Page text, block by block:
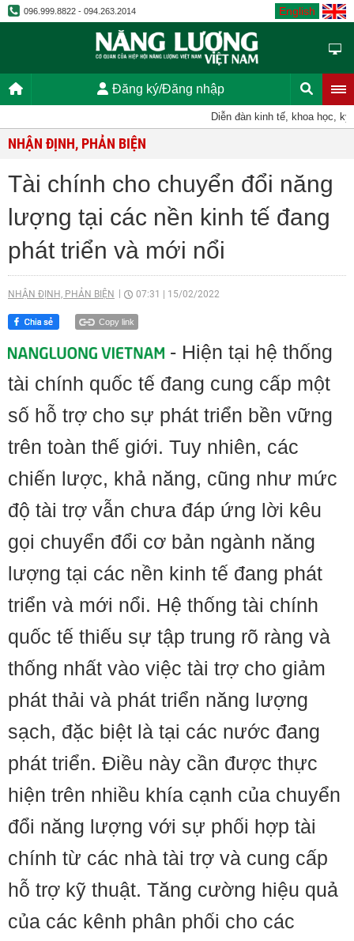
096.999.8822 - 094.263.2014 English
Đăng ký/Đăng nhập
Diễn đàn kinh tế, khoa học, kỹ
NHẬN ĐỊNH, PHẢN BIỆN
Tài chính cho chuyển đổi năng
lượng tại các nền kinh tế đang
phát triển và mới nổi
NHẬN ĐỊNH, PHẢN BIỆN 07:31 15/02/2022
Copy link
- Hiện tại hệ thống
tài chính quốc tế đang cung cấp một
số hỗ trợ cho sự phát triển bền vững
trên toàn thế giới. Tuy nhiên, các
chiến lược, khả năng, cũng như mức
độ tài trợ vẫn chưa đáp ứng lời kêu
gọi chuyển đổi cơ bản ngành năng
lượng tại các nền kinh tế đang phát
triển và mới nổi. Hệ thống tài chính
quốc tế thiếu sự tập trung rõ ràng và
thống nhất vào việc tài trợ cho giảm
phát thải và phát triển năng lượng
sạch, đặc biệt là tại các nước đang
phát triển. Điều này cần được thực
hiện trên nhiều khía cạnh của chuyển
đổi năng lượng với sự phối hợp tài
chính từ các nhà tài trợ và cung cấp
hỗ trợ kỹ thuật. Tăng cường hiệu quả
của các kênh phân phối cho các